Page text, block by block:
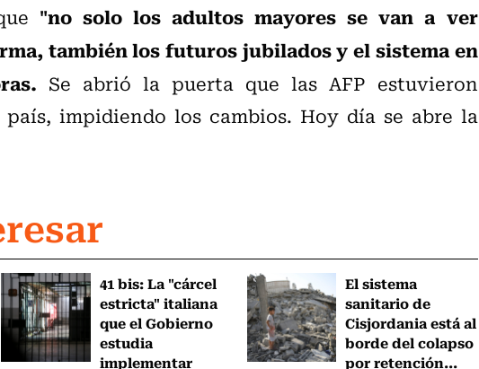
"no solo los adultos mayores se van a ver
también los futuros jubilados y el sistema en
Se abrió la puerta que las AFP estuvieron
país, impidiendo los cambios. Hoy día se abre la
41 bis: La "cárcel
estricta" italiana
que el Gobierno
estudia
implementar
El sistema
sanitario de
Cisjordania está al
borde del colapso
por retención...